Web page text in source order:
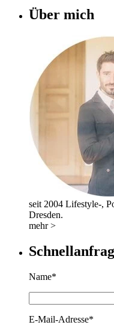
Über mich
seit 2004 Lifestyle-,
Dresden.
mehr >
Name*
E-Mail-Adresse*